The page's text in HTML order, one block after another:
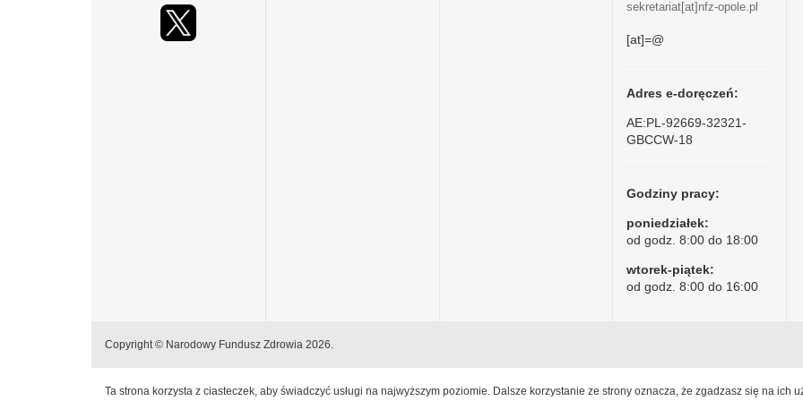
sekretariat[at]nfz-opole.pl
[at]=@
Adres e-doręczeń:
AE:PL-92669-32321-
GBCCW-18
Godziny pracy:
poniedziałek:
od godz. 8:00 do 18:00
wtorek-piątek:
od godz. 8:00 do 16:00
Copyright © Narodowy Fundusz Zdrowia 2026.
Ta strona korzysta z ciasteczek, aby świadczyć usługi na najwyższym poziomie. Dalsze korzystanie ze strony oznacza, że zgadzasz się na ich